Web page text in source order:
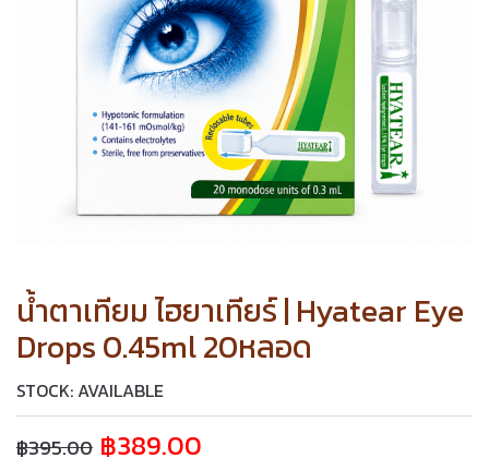
น้ำตาเทียม ไฮยาเทียร์ | Hyatear Eye
Drops 0.45ml 20หลอด
STOCK: AVAILABLE
฿395.00 ฿389.00